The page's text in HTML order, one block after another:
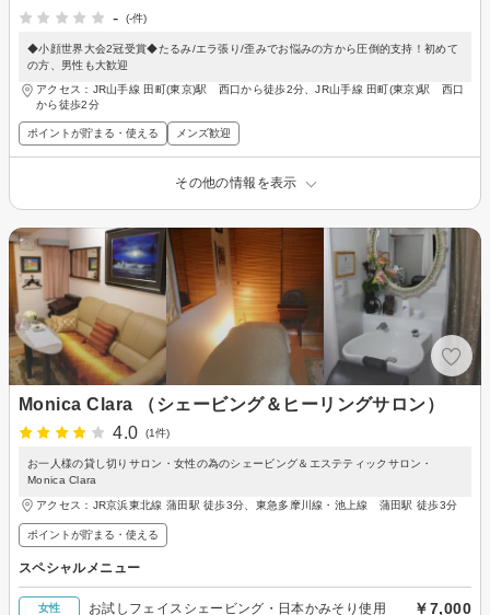
-
(-件)
◆小顔世界大会2冠受賞◆たるみ/エラ張り/歪みでお悩みの方から圧倒的支持！初めて
の方、男性も大歓迎
アクセス：JR山手線 田町(東京)駅 西口から徒歩2分、JR山手線 田町(東京)駅 西口
から徒歩2分
ポイントが貯まる・使える メンズ歓迎
その他の情報を表示
Monica Clara （シェービング＆ヒーリングサロン）
4.0
(1件)
お一人様の貸し切りサロン・女性の為のシェービング＆エステティックサロン・
Monica Clara
アクセス：JR京浜東北線 蒲田駅 徒歩3分、東急多摩川線・池上線 蒲田駅 徒歩3分
ポイントが貯まる・使える
スペシャルメニュー
女性 お試しフェイスシェービング・日本かみそり使用 ￥7,000